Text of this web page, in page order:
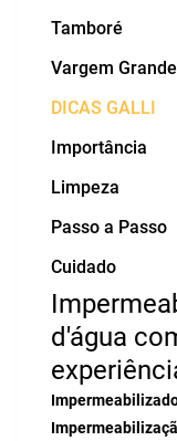
Tamboré
Vargem
DICAS GALLI
Importância
Limpeza
Passo a Passo
Cuidado
d'água